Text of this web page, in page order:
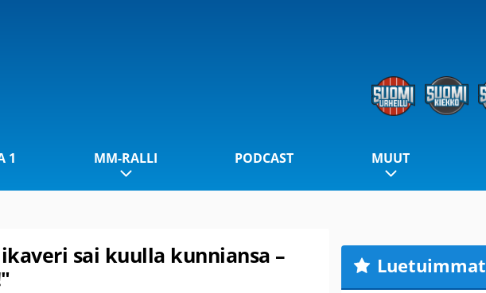
1 MM-RALLI PODCAST MUUT
sai kuulla kunniansa –
Luetuimmat